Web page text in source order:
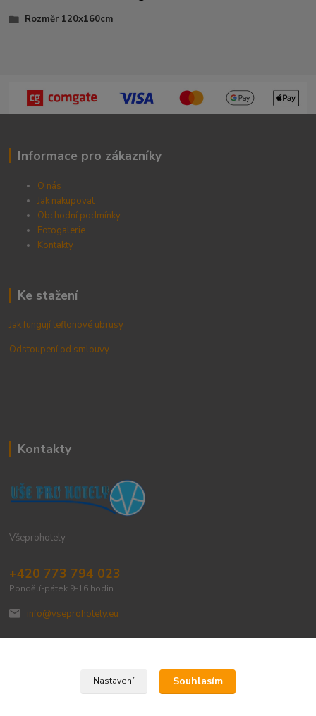
Rozměr 120x160cm
Informace pro zákazníky
O nás
Jak nakupovat
Obchodní podmínky
Fotogalerie
Kontakty
Ke stažení
Jak fungují teflonové ubrusy
Odstoupení od smlouvy
Kontakty
Všeprohotely
+420 773 794 023
Pondělí-pátek 9-16 hodin
info@vseprohotely.eu
Upravit sběr cookies.
Nastavení Souhlasím